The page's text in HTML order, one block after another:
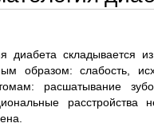
диабета складывается
образом: слабость,
расшатывание